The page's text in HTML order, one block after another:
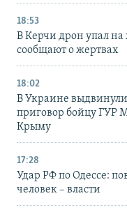
18:53
В Керчи дрон упал
сообщают о жертвах
18:02
В Украине
приговор бойцу ГУР
Крыму
17:28
Удар РФ по Одессе:
человек – власти